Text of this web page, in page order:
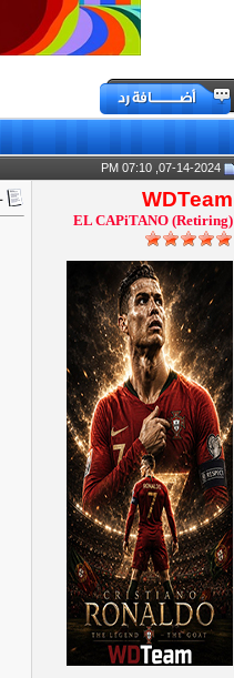
WDTeam
EL CAPiTANO (Retiring)